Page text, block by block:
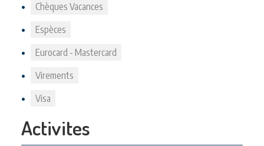
Chèques Vacances
Espèces
Eurocard - Mastercard
Virements
Visa
Activites